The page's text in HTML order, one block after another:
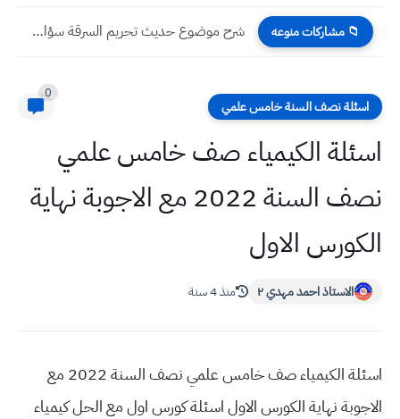
📁 مشاركات منوعه شرح موضوع حديث تحريم السرقة سؤال وجواب التربية الاسلامية للصف...
اسئلة نصف السنة خامس علمي
0
اسئلة الكيمياء صف خامس علمي
نصف السنة 2022 مع الاجوبة نهاية
الكورس الاول
الاستاذ احمد مهدي ٢ منذ 4 سنة
اسئلة الكيمياء صف خامس علمي نصف السنة 2022 مع
الاجوبة نهاية الكورس الاول اسئلة كورس اول مع الحل كيمياء